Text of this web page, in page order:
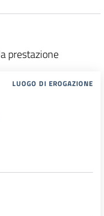
prestazione
LUOGO DI EROGAZIONE